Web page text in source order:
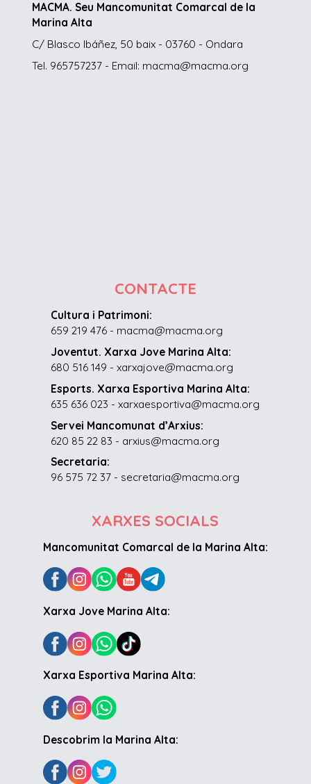
MACMA. Seu Mancomunitat Comarcal de la
Marina Alta
C/ Blasco Ibáñez, 50 baix - 03760 - Ondara
Tel. 965757237 - Email: macma@macma.org
CONTACTE
Cultura i Patrimoni:
659 219 476 - macma@macma.org
Joventut. Xarxa Jove Marina Alta:
680 516 149 - xarxajove@macma.org
Esports. Xarxa Esportiva Marina Alta:
635 636 023 - xarxaesportiva@macma.org
Servei Mancomunat d’Arxius:
620 85 22 83 - arxius@macma.org
Secretaria:
96 575 72 37 - secretaria@macma.org
XARXES SOCIALS
Mancomunitat Comarcal de la Marina Alta:
Xarxa Jove Marina Alta:
Xarxa Esportiva Marina Alta:
Descobrim la Marina Alta: